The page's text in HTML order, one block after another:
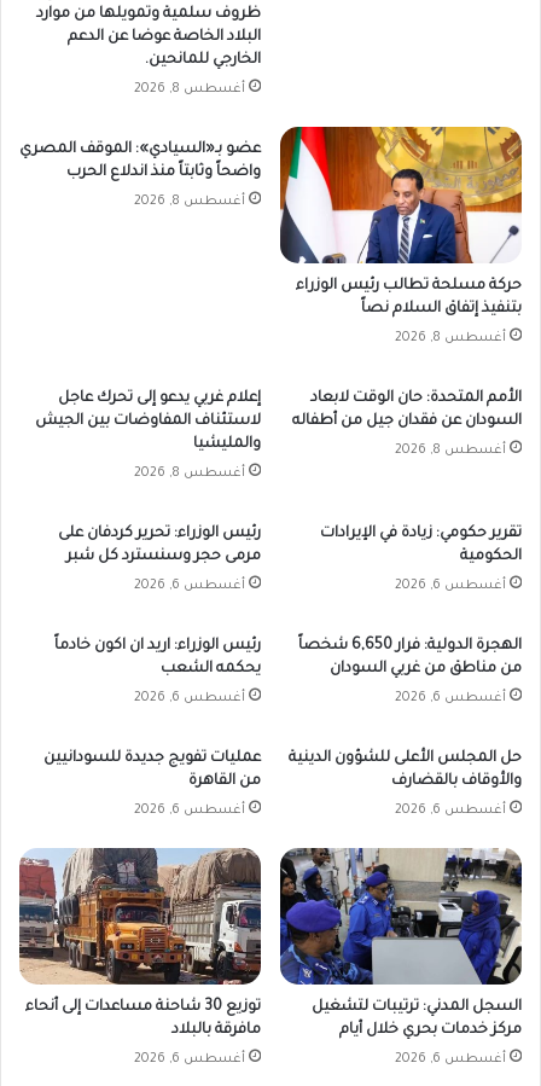
ظروف سلمية وتمويلها من موارد
البلاد الخاصة عوضا عن الدعم
الخارجي للمانحين.
أغسطس 8, 2026
حركة مسلحة تطالب رئيس الوزراء
بتنفيذ إتفاق السلام نصاً
أغسطس 8, 2026
عضو بـ«السيادي»: الموقف المصري
واضحاً وثابتاً منذ اندلاع الحرب
أغسطس 8, 2026
الأمم المتحدة: حان الوقت لابعاد
السودان عن فقدان جيل من أطفاله
أغسطس 8, 2026
إعلام غربي يدعو إلى تحرك عاجل
لاستئناف المفاوضات بين الجيش
والمليشيا
أغسطس 8, 2026
تقرير حكومي: زيادة في الإيرادات
الحكومية
أغسطس 6, 2026
رئيس الوزراء: تحرير كردفان على
مرمى حجر وسنسترد كل شبر
أغسطس 6, 2026
الهجرة الدولية: فرار 6,650 شخصاً
من مناطق من غربي السودان
أغسطس 6, 2026
رئيس الوزراء: اريد ان اكون خادماً
يحكمه الشعب
أغسطس 6, 2026
حل المجلس الأعلى للشؤون الدينية
والأوقاف بالقضارف
أغسطس 6, 2026
عمليات تفويج جديدة للسودانيين
من القاهرة
أغسطس 6, 2026
السجل المدني: ترتيبات لتشغيل
مركز خدمات بحري خلال أيام
أغسطس 6, 2026
توزيع 30 شاحنة مساعدات إلى أنحاء
مافرقة بالبلاد
أغسطس 6, 2026